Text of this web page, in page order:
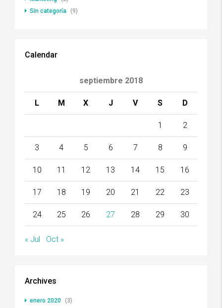
Sin categoría (9)
Calendar
septiembre 2018
L M X J V S D
1 2
3 4 5 6 7 8 9
10 11 12 13 14 15 16
17 18 19 20 21 22 23
24 25 26 27 28 29 30
« Jul Oct »
Archives
enero 2020 (3)